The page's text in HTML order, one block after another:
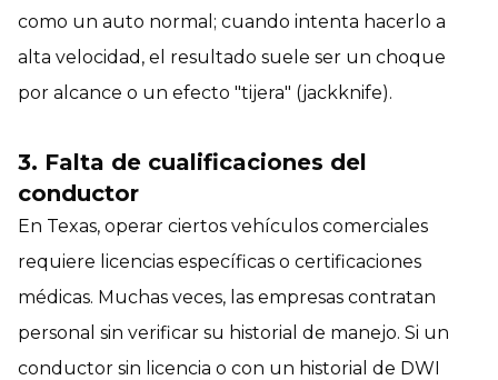
como un auto normal; cuando intenta hacerlo a
alta velocidad, el resultado suele ser un choque
por alcance o un efecto "tijera" (jackknife).
3. Falta de cualificaciones del
conductor
En Texas, operar ciertos vehículos comerciales
requiere licencias específicas o certificaciones
médicas. Muchas veces, las empresas contratan
personal sin verificar su historial de manejo. Si un
conductor sin licencia o con un historial de DWI